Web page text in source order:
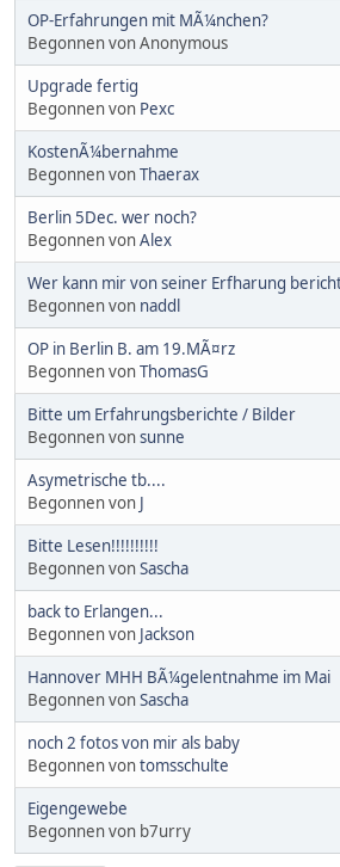
OP-Erfahrungen mit MÃ¼nchen?
Begonnen von Anonymous
Upgrade fertig
Begonnen von Pexc
KostenÃ¼bernahme
Begonnen vonThaerax
Berlin 5Dec. wer noch?
Begonnen vonAlex
Wer kann mir von seiner Erfharung
Begonnen von naddl
OP in Berlin B. am 19.MÃ¤rz
Begonnen vonThomasG
Bitte um Erfahrungsberichte / Bilder
Begonnen vonsunne
Asymetrische tb....
Begonnen von J
Bitte Lesen!!!!!!!!!!
Begonnen vonSascha
back to Erlangen...
Begonnen von Jackson
Hannover MHH BÃ¼gelentnahme im Mai
Begonnen vonSascha
noch 2 fotos von mir als baby
Begonnen vontomsschulte
Eigengewebe
Begonnen von b7urry